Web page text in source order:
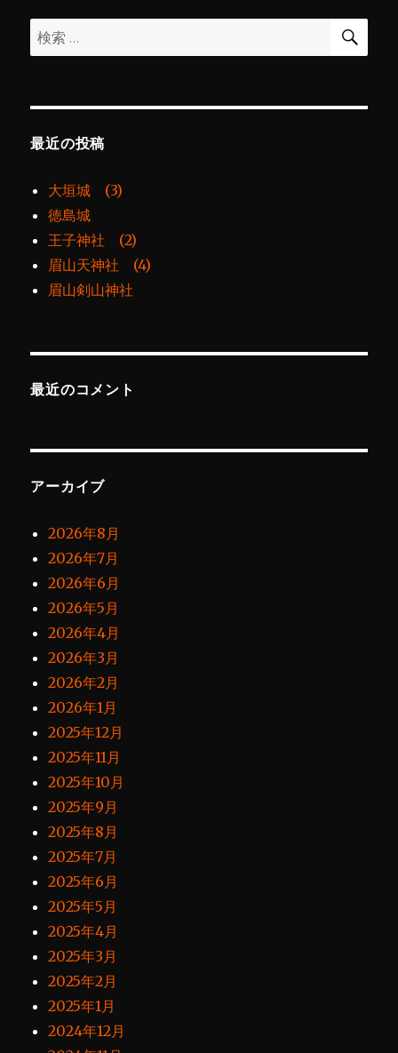
ン
検
索:
検
最近の投稿
大垣城 (3)
徳島城
王子神社 (2)
眉山天神社 (4)
眉山剣山神社
最近のコメント
アーカイブ
2026年8月
2026年7月
2026年6月
2026年5月
2026年4月
2026年3月
2026年2月
2026年1月
2025年12月
2025年11月
2025年10月
2025年9月
2025年8月
2025年7月
2025年6月
2025年5月
2025年4月
2025年3月
2025年2月
2025年1月
2024年12月